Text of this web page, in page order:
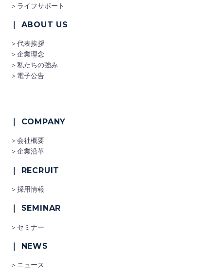
＞ライフサポート
｜ ABOUT US
＞代表挨拶
＞企業理念
＞私たちの強み
＞電子公告
｜ COMPANY
＞会社概要
＞企業沿革
｜ RECRUIT
＞採用情報
｜ SEMINAR
＞セミナー
｜ NEWS
＞ニュース